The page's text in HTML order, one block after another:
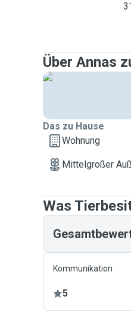
Über Annas
Das zu Hause
Wohnung
Mittelgroßer
Was
Kommunikation
5